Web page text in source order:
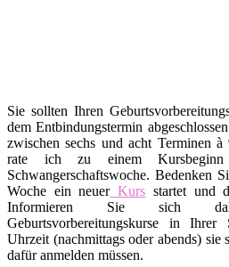
Sie sollten Ihren
dem Entbindungstermin
zwischen sechs und acht Terminen
rate ich zu einem
Schwangerschaftswoche. Bedenken
Woche ein neuerKurs startet und
Informieren Sie sich
Geburtsvorbereitungskurse in
Uhrzeit (nachmittags oder abends) sie
dafür anmelden müssen.